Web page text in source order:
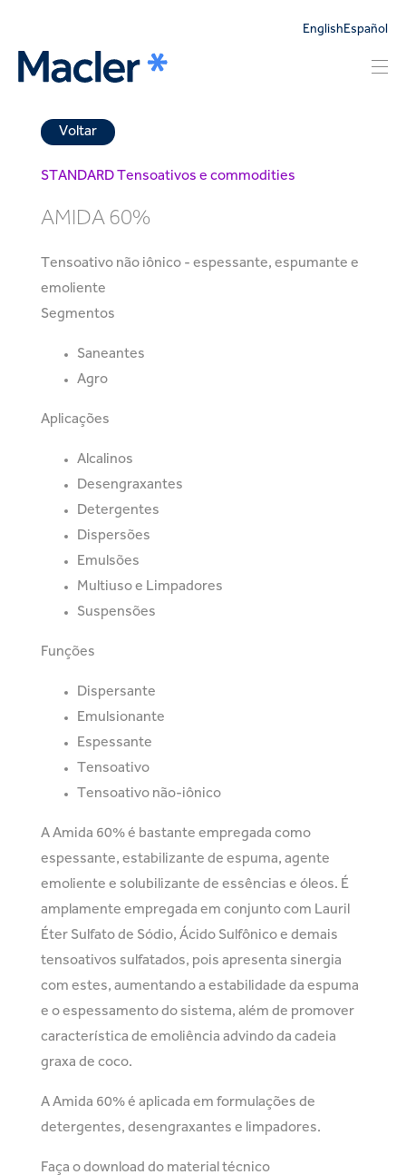
English Español
Voltar
STANDARD Tensoativos e commodities
AMIDA 60%
Tensoativo não iônico - espessante, espumante e
emoliente
Segmentos
Saneantes
Agro
Aplicações
Alcalinos
Desengraxantes
Detergentes
Dispersões
Emulsões
Multiuso e Limpadores
Suspensões
Funções
Dispersante
Emulsionante
Espessante
Tensoativo
Tensoativo não-iônico
A Amida 60% é bastante empregada como
espessante, estabilizante de espuma, agente
emoliente e solubilizante de essências e óleos. É
amplamente empregada em conjunto com Lauril
Éter Sulfato de Sódio, Ácido Sulfônico e demais
tensoativos sulfatados, pois apresenta sinergia
com estes, aumentando a estabilidade da espuma
e o espessamento do sistema, além de promover
característica de emoliência advindo da cadeia
graxa de coco.
A Amida 60% é aplicada em formulações de
detergentes, desengraxantes e limpadores.
Faça o download do material técnico